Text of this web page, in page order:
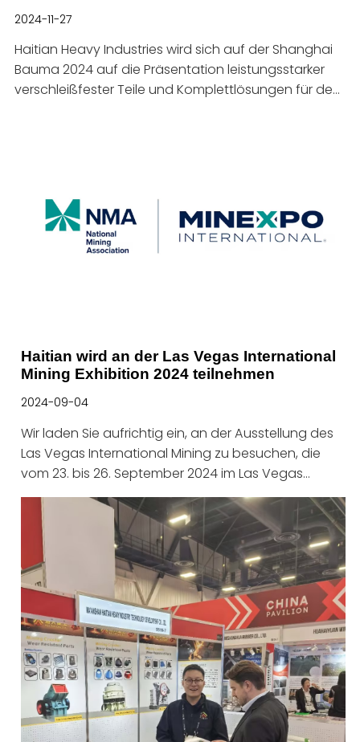
Lösungen aus einer Hand
2024-11-27
Haitian Heavy Industries wird sich auf der Shanghai
Bauma 2024 auf die Präsentation leistungsstarker
verschleißfester Teile und Komplettlösungen für den
Haitian wird an der Las Vegas International
Mining Exhibition 2024 teilnehmen
2024-09-04
Wir laden Sie aufrichtig ein, an der Ausstellung des
Las Vegas International Mining zu besuchen, die
vom 23. bis 26. September 2024 im Las Vegas
Convention Center stattfinden wird.